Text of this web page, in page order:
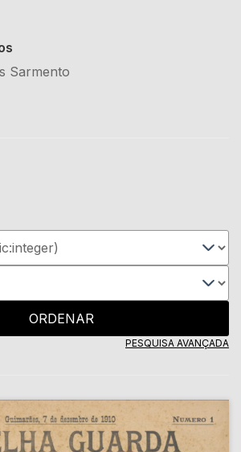
Sarmento
ORDENAR
PESQUISA AVANÇADA